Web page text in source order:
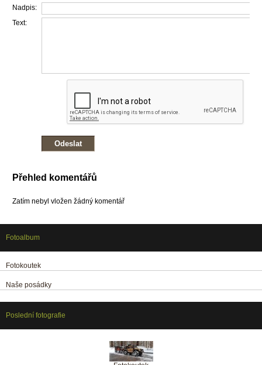
Nadpis:
Text:
Přehled komentářů
Zatím nebyl vložen žádný komentář
Fotoalbum
Fotokoutek
Naše posádky
Poslední fotografie